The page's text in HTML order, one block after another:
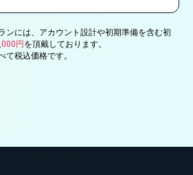
ンには、アカウント設計や初期準備を含む初
円 を頂戴しております。
税込価格です。